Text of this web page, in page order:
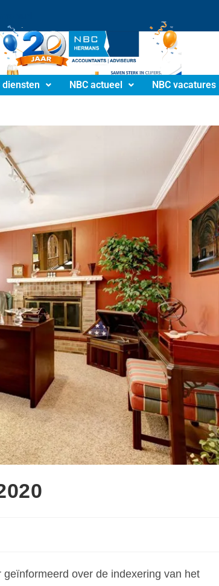
diensten NBC actueel NBC vacatures
over de indexering van het